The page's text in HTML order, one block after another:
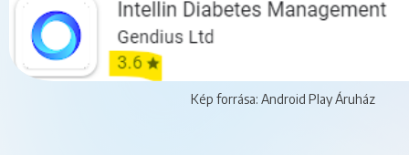
Kép forrása: Android Play Áruház